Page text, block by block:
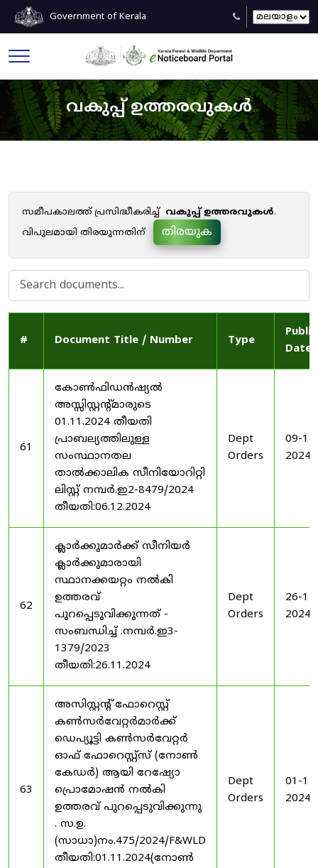
Government of Kerala
വകുപ്പ് ഉത്തരവുകൾ
സമീപകാലത്ത് പ്രസിദ്ധീകരിച്ച് വകുപ്പ് ഉത്തരവുകൾ.
വിപുലമായി തിരയുന്നതിന്
തിരയുക
# Document Title / Number Type
Date
61
കോൺഫിഡൻഷ്യൽ
അസ്സിസ്റ്റന്റ്മാരുടെ
01.11.2024 തീയതി
പ്രാബല്യത്തിലുള്ള
സംസ്ഥാനതല
താൽക്കാലിക സീനിയോറിറ്റി
ലിസ്റ്റ് നമ്പർ.ഇ2-8479/2024
തീയതി:06.12.2024
Dept
Orders
09-
2024
62
ക്ലാർക്കുമാർക്ക് സീനിയർ
ക്ലാർക്കുമാരായി
സ്ഥാനക്കയറ്റം നൽകി
ഉത്തരവ്
പുറപ്പെടുവിക്കുന്നത് -
സംബന്ധിച്ച് .നമ്പർ.ഇ3-
1379/2023
തീയതി:26.11.2024
Dept
Orders
26-
2024
63
അസിസ്റ്റന്റ് ഫോറെസ്റ്റ്
കൺസർവേറ്റർമാർക്ക്
ഡെപ്യൂട്ടി കൺസർവേറ്റർ
ഓഫ് ഫോറെസ്റ്റ്സ് (നോൺ
കേഡർ) ആയി റേഷ്യോ
പ്രൊമോഷൻ നൽകി
ഉത്തരവ് പുറപ്പെടുവിക്കുന്നു
. സ.ഉ.
(സാധാ)നം.475/2024/F&WLD
തീയതി:01.11.2024(നോൺ
Dept
Orders
01-
2024